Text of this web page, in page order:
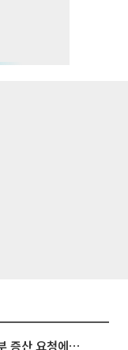
[특징주] “탄약 부족하다“ 美 국방부 증산 요청에⋯국내 방산주 급등세